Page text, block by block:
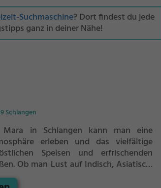
Suchmaschine? Dort findest du jede
ganz in deiner Nähe!
Schlangen
in Schlangen kann man eine
erleben und das vielfältige
Speisen und erfrischenden
Ob man Lust auf Indisch, Asiatisch,
Italienisch, Pizza, Europäisch oder